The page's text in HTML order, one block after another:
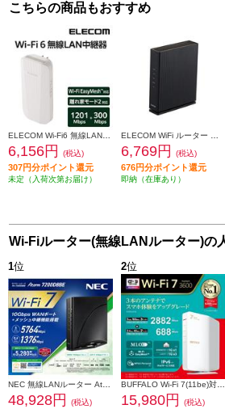
こちらの商品もおすすめ
6,156円 (税込)
307円分ポイント還元
未定（入荷次第お届け）
6,769円 (税込)
676円分ポイント還元
即納（在庫あり）
Wi-Fiルーター(無線LANルーター)の
1位
48,928円 (税込)
2位
15,980円
(税込)